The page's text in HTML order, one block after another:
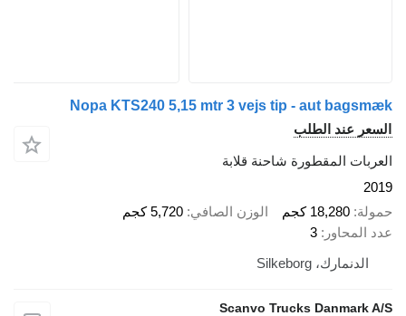
Nopa KTS240 5,15 mtr 3 vejs tip - aut bagsmæk
السعر عند الطلب
العربات المقطورة شاحنة قلابة
2019
حمولة 18,280 كجم الوزن الصافي 5,720 كجم
عدد المحاور
3
الدنمارك، Silkeborg
Scanvo Trucks Danmark A/S